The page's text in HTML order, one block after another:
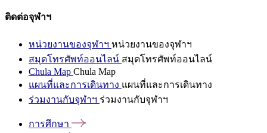
ติดต่อจุฬาฯ
หน่วยงานของจุฬาฯ หน่วยงานของจุฬาฯ
สมุดโทรศัพท์ออนไลน์ สมุดโทรศัพท์ออนไลน์
Chula Map Chula Map
แผนที่และการเดินทาง แผนที่และการเดินทาง
ร่วมงานกับจุฬาฯ ร่วมงานกับจุฬาฯ
การศึกษา